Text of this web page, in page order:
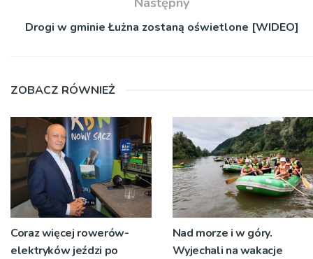
Drogi w gminie Łużna zostaną oświetlone [WIDEO]
ZOBACZ RÓWNIEŻ
Coraz więcej rowerów-
elektryków jeździ po
Nad morze i w góry.
Wyjechali na wakacje